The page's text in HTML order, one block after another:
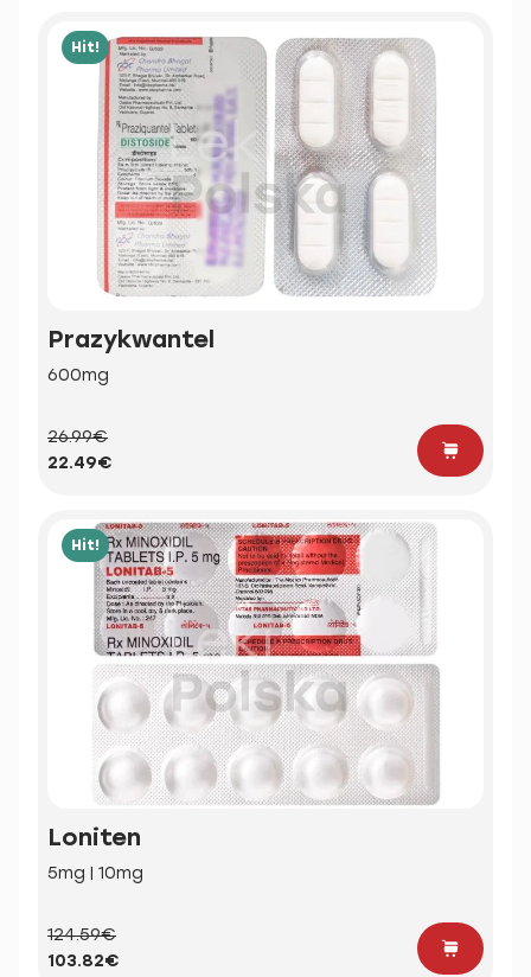
Hit!
Prazykwantel
600mg
26.99€
22.49€
Hit!
Loniten
5mg | 10mg
124.59€
103.82€